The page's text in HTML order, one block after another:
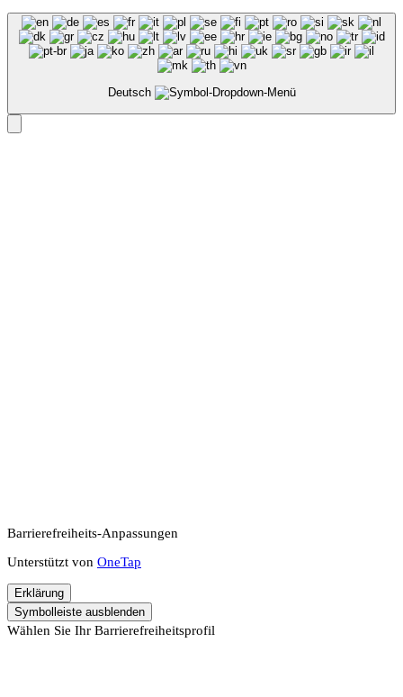
Deutsch
Barrierefreiheits-Anpassungen
Unterstützt von OneTap
Erklärung
Symbolleiste ausblenden
Wählen Sie Ihr Barrierefreiheitsprofil